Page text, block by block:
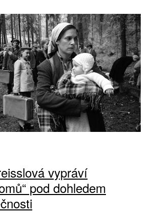
vypráví
pod dohledem